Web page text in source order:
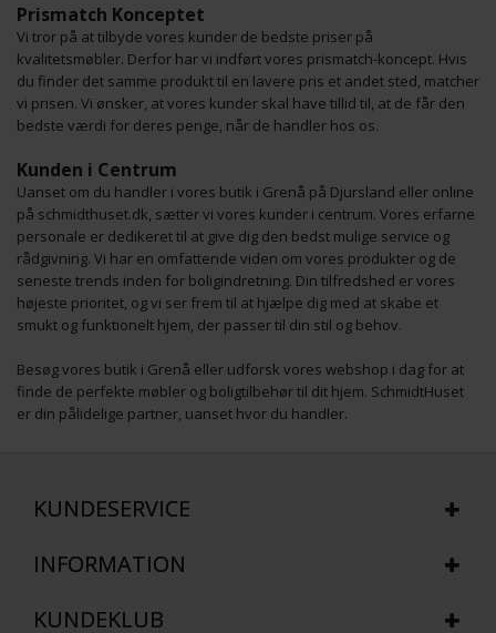
Prismatch Konceptet
Vi tror på at tilbyde vores kunder de bedste priser på
kvalitetsmøbler. Derfor har vi indført vores prismatch-koncept. Hvis
du finder det samme produkt til en lavere pris et andet sted, matcher
vi prisen. Vi ønsker, at vores kunder skal have tillid til, at de får den
bedste værdi for deres penge, når de handler hos os.
Kunden i Centrum
Uanset om du handler i vores butik i Grenå på Djursland eller online
på schmidthuset.dk, sætter vi vores kunder i centrum. Vores erfarne
personale er dedikeret til at give dig den bedst mulige service og
rådgivning. Vi har en omfattende viden om vores produkter og de
seneste trends inden for boligindretning. Din tilfredshed er vores
højeste prioritet, og vi ser frem til at hjælpe dig med at skabe et
smukt og funktionelt hjem, der passer til din stil og behov.
Besøg vores butik i Grenå eller udforsk vores webshop i dag for at
finde de perfekte møbler og boligtilbehør til dit hjem. SchmidtHuset
er din pålidelige partner, uanset hvor du handler.
KUNDESERVICE
INFORMATION
KUNDEKLUB